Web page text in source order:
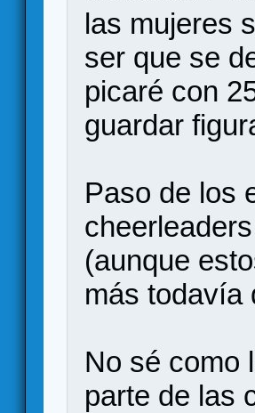
las mujeres
ser que se
picaré con
guardar
Paso de los
(aunque
más todavía
No sé como
parte de las